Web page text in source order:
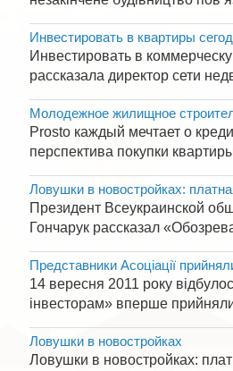
Инвестировать в квартиры
Инвестировать в
рассказала директор сети
Молодежное жилищное
Prosto каждый мечтает о
перспектива покупки
Ловушки в новостройках:
Президент Всеукраинской
Гончарук рассказал
Представники Асоціації
14 вересня 2011 року
інвесторам» вперше прийняли
Ловушки в новостройках
Ловушки в новостройках: